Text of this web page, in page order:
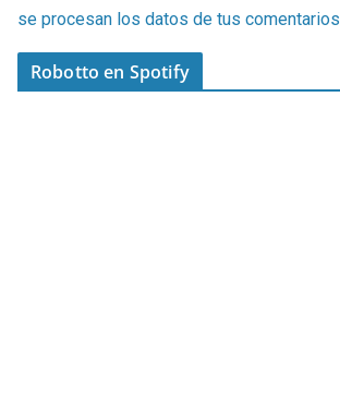
se procesan los datos de tus comentarios
Robotto en Spotify